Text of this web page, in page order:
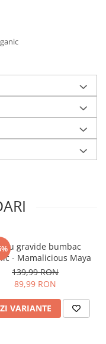
însărcinate
piciorului, pentru
organic
Emitem mesaje ușor
PURTAT
gravide bumbac
- Mamalicious Maya
139,99 RON
89,99 RON
VARIANTE